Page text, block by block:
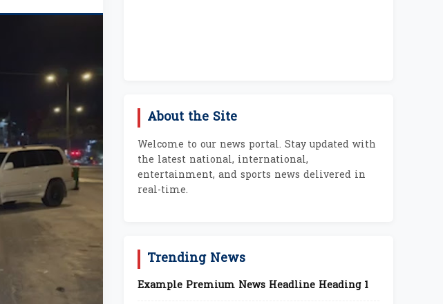
About the Site
Welcome to our news portal. Stay updated with
the latest national, international,
entertainment, and sports news delivered in
real-time.
Trending News
Example Premium News Headline Heading 1